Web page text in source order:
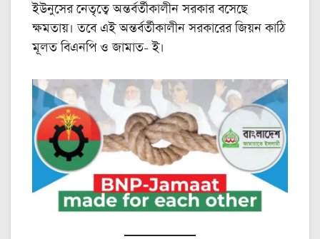
ইউনুসের নেতৃত্বে অন্তর্বর্তীকালীন সরকার বসেছে
ক্ষমতায়। তবে এই অন্তর্বর্তীকালীন সরকারের জিয়ন কাঠি
মূলত বিএনপি ও জামাত- ই।